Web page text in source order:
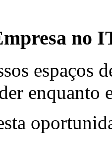
no
espaços
enquanto